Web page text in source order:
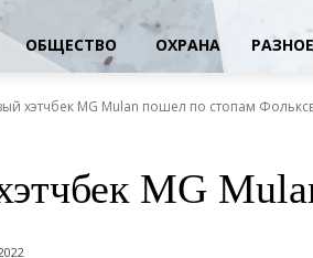
ОБЩЕСТВО ОХРАНА РАЗНОЕ
хэтчбек MG Mulan пошел по стопам
MG